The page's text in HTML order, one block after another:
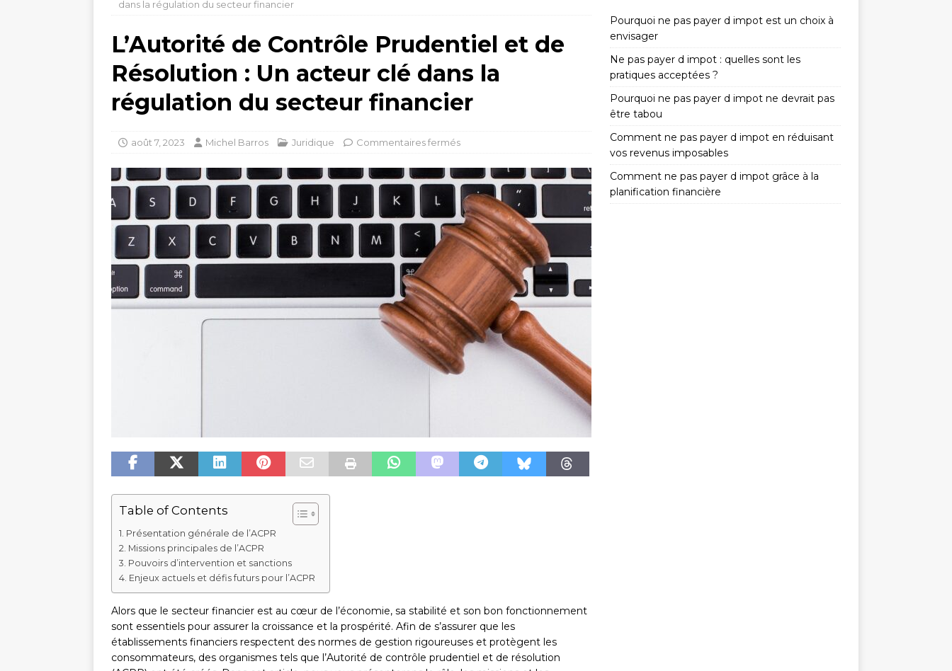
dans la régulation du secteur financier
L’Autorité de Contrôle Prudentiel et de
Résolution : Un acteur clé dans la
régulation du secteur financier
août 7, 2023 Michel Barros Juridique Commentaires fermés
Table of Contents
Présentation générale de l’ACPR
Missions principales de l’ACPR
Pouvoirs d’intervention et sanctions
Enjeux actuels et défis futurs pour l’ACPR
Alors que le secteur financier est au cœur de l’économie, sa stabilité et son bon fonctionnement
sont essentiels pour assurer la croissance et la prospérité. Afin de s’assurer que les
établissements financiers respectent des normes de gestion rigoureuses et protègent les
consommateurs, des organismes tels que l’Autorité de contrôle prudentiel et de résolution
Pourquoi ne pas payer d impot est un choix à
envisager
Ne pas payer d impot : quelles sont les
pratiques acceptées ?
Pourquoi ne pas payer d impot ne devrait pas
être tabou
Comment ne pas payer d impot en réduisant
vos revenus imposables
Comment ne pas payer d impot grâce à la
planification financière